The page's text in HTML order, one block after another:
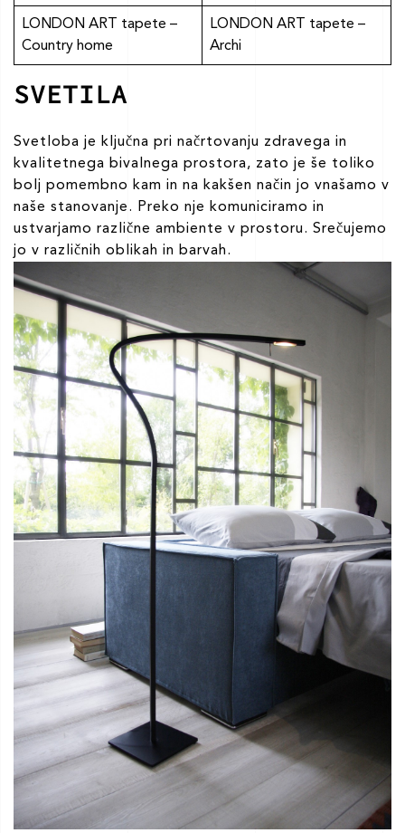
LONDON ART tapete –
Country home
LONDON ART tapete –
Archi
SVETILA
Svetloba je ključna pri načrtovanju zdravega in
kvalitetnega bivalnega prostora, zato je še toliko
bolj pomembno kam in na kakšen način jo vnašamo v
naše stanovanje. Preko nje komuniciramo in
ustvarjamo različne ambiente v prostoru. Srečujemo
jo v različnih oblikah in barvah.